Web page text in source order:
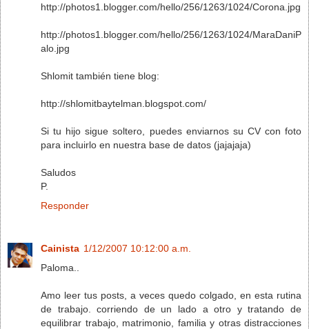
http://photos1.blogger.com/hello/256/1263/1024/Corona.jpg
http://photos1.blogger.com/hello/256/1263/1024/MaraDaniP
alo.jpg
Shlomit también tiene blog:
http://shlomitbaytelman.blogspot.com/
Si tu hijo sigue soltero, puedes enviarnos su CV con foto
para incluirlo en nuestra base de datos (jajajaja)
Saludos
P.
Responder
Cainista 1/12/2007 10:12:00 a.m.
Paloma..
Amo leer tus posts, a veces quedo colgado, en esta rutina
de trabajo. corriendo de un lado a otro y tratando de
equilibrar trabajo, matrimonio, familia y otras distracciones